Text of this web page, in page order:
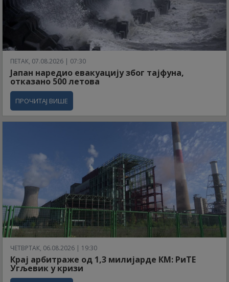
ПЕТАК, 07.08.2026 | 07:30
Јапан наредио евакуацију због тајфуна,
отказано 500 летова
ПРОЧИТАЈ ВИШЕ
ЧЕТВРТАК, 06.08.2026 | 19:30
Крај арбитраже од 1,3 милијарде КМ: РиТЕ
Угљевик у кризи